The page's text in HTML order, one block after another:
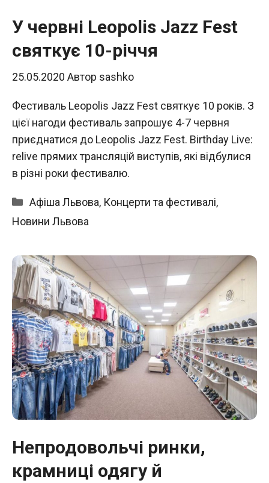
У червні Leopolis Jazz Fest
святкує 10-річчя
25.05.2020 Автор sashko
Фестиваль Leopolis Jazz Fest святкує 10 років. З
цієї нагоди фестиваль запрошує 4-7 червня
приєднатися до Leopolis Jazz Fest. Birthday Live:
relive прямих трансляцій виступів, які відбулися
в різні роки фестивалю.
Категорії
Афіша Львова, Концерти та фестивалі,
Новини Львова
Непродовольчі ринки,
крамниці одягу й